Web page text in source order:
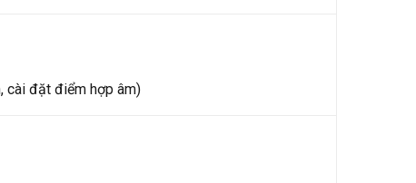
cài đặt điểm hợp âm)